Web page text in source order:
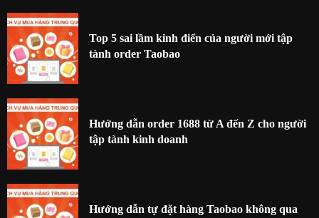
Top 5 sai lầm kinh điển của người mới tập
tành order Taobao
Hướng dẫn order 1688 từ A đến Z cho người
tập tành kinh doanh
Hướng dẫn tự đặt hàng Taobao không qua